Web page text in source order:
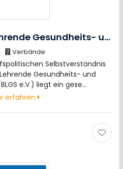
Bundesverband Lehrende Gesundheits- und Sozialberufe e.V.
Verbände
Selbstverständnis
Gesundheits- und
e.V.) liegt ein gese…
erfahren